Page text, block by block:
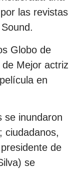
las revistas
Globo de
Mejor actriz
en
se inundaron
ciudadanos,
de
se